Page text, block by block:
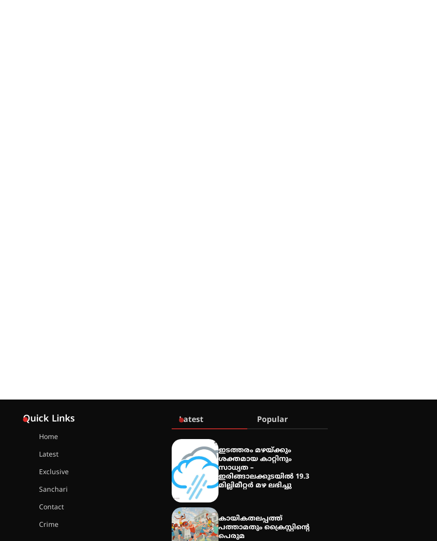
Quick Links
Home
Latest
Exclusive
Sanchari
Contact
Crime
Latest Popular
ഇടത്തരം മഴയ്ക്കും
ശക്തമായ കാറ്റിനും
സാധ്യത –
ഇരിങ്ങാലക്കുടയിൽ 19.3
മില്ലിമീറ്റർ മഴ ലഭിച്ചു
കായികതലപ്പത്ത്
പത്താമതും ക്രൈസ്റ്റിന്റെ
പെരുമ